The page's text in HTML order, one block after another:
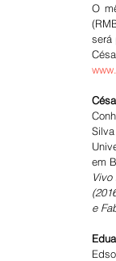
O
será
em
Vivo
e